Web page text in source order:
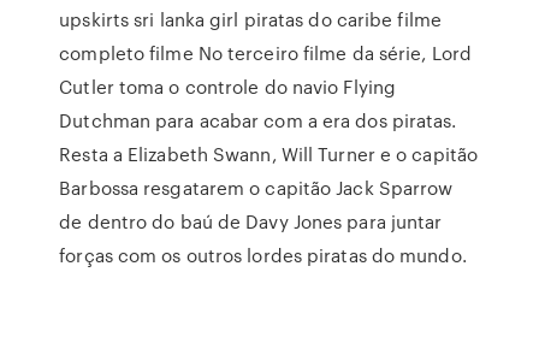
upskirts sri lanka girl piratas do caribe filme
completo filme No terceiro filme da série, Lord
Cutler toma o controle do navio Flying
Dutchman para acabar com a era dos piratas.
Resta a Elizabeth Swann, Will Turner e o capitão
Barbossa resgatarem o capitão Jack Sparrow
de dentro do baú de Davy Jones para juntar
forças com os outros lordes piratas do mundo.